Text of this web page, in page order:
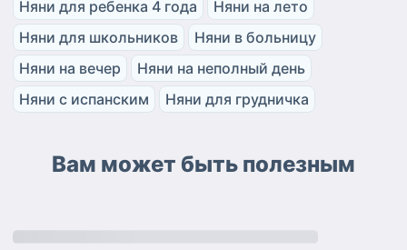
Няни для ребенка 4 года
Няни на лето
Няни для школьников
Няни в больницу
Няни на вечер
Няни на неполный день
Няни с испанским
Няни для грудничка
Вам может быть полезным